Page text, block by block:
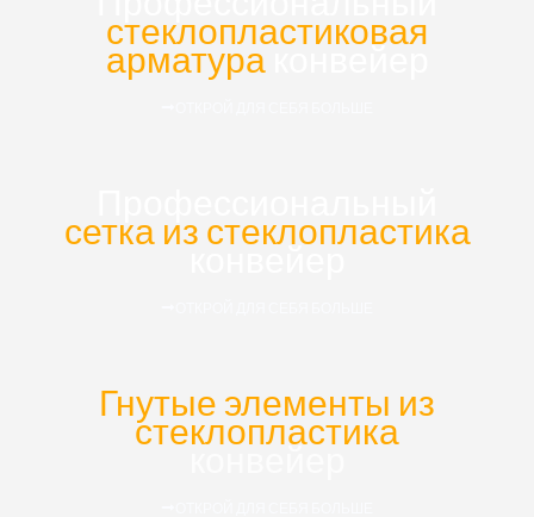
стеклопластиковая
арматураконвейер
сетка из стеклопластика
конвейер
Гнутые элементы из
стеклопластика
конвейер